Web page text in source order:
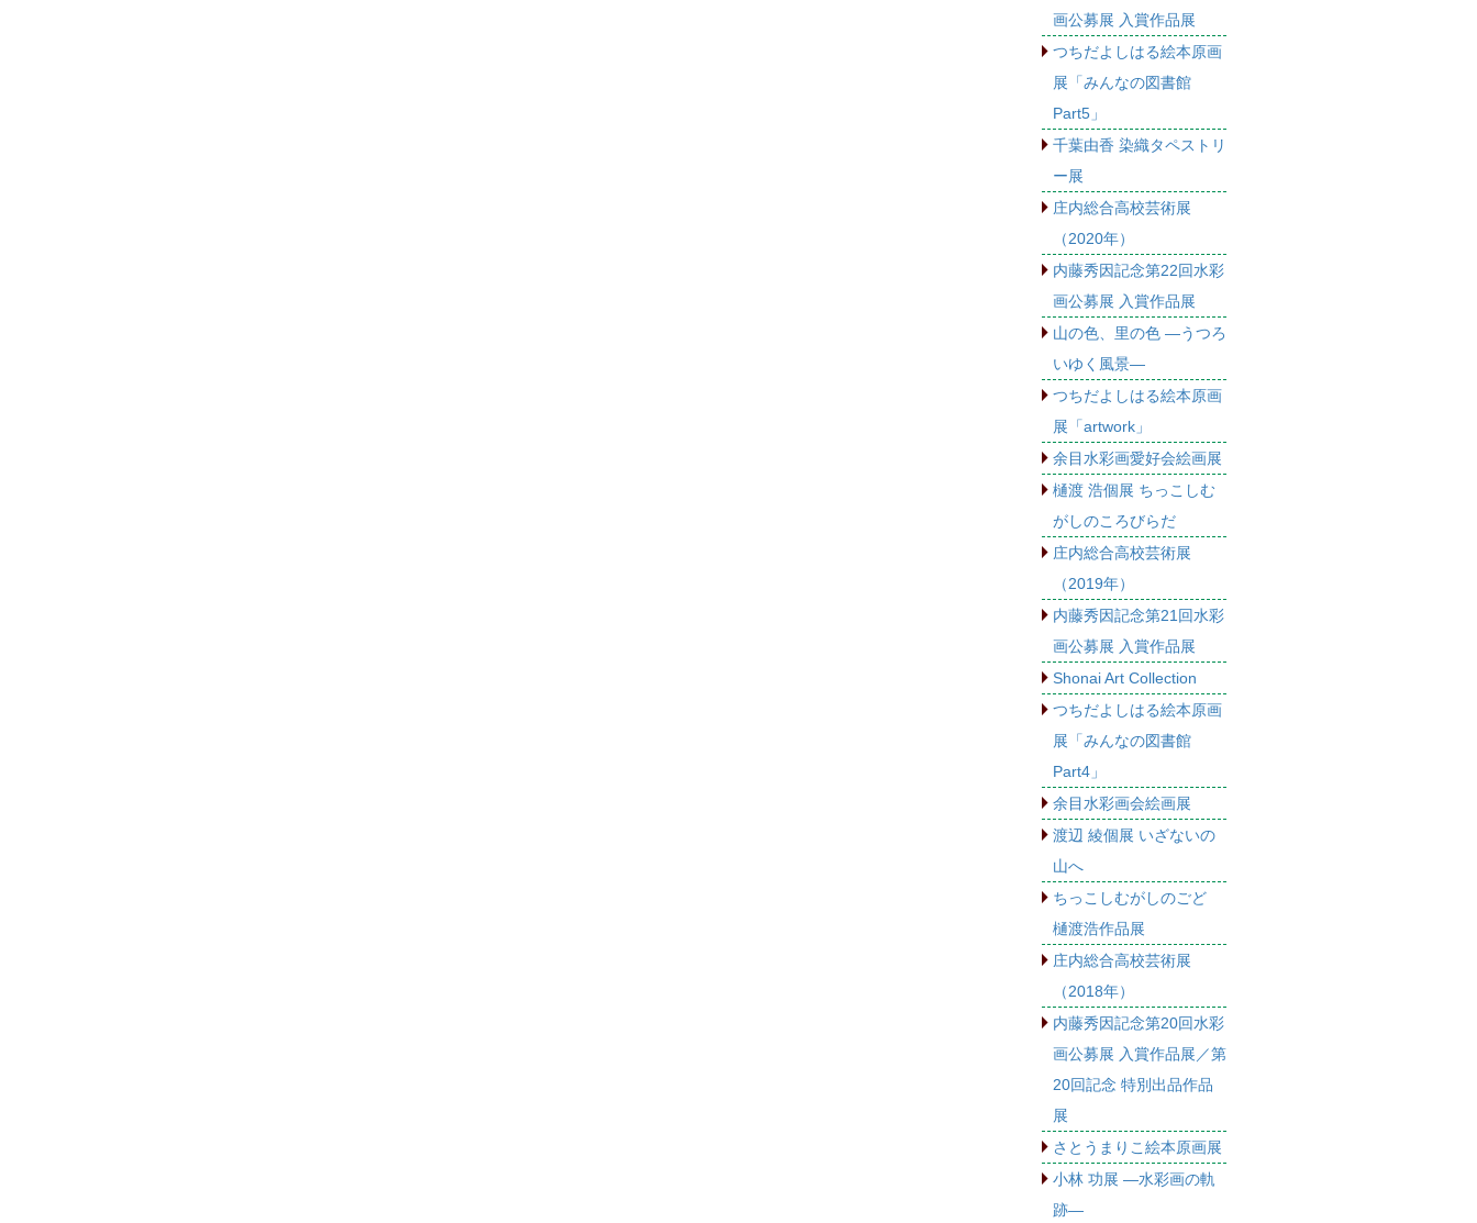
画公募展 入賞作品展
つちだよしはる絵本原画
展「みんなの図書館
Part5」
千葉由香 染織タペストリ
ー展
庄内総合高校芸術展
（2020年）
内藤秀因記念第22回水彩
画公募展 入賞作品展
山の色、里の色 ―うつろ
いゆく風景―
つちだよしはる絵本原画
展「artwork」
余目水彩画愛好会絵画展
樋渡 浩個展 ちっこしむ
がしのころびらだ
庄内総合高校芸術展
（2019年）
内藤秀因記念第21回水彩
画公募展 入賞作品展
Shonai Art Collection
つちだよしはる絵本原画
展「みんなの図書館
Part4」
余目水彩画会絵画展
渡辺 綾個展 いざないの
山へ
ちっこしむがしのごど
樋渡浩作品展
庄内総合高校芸術展
（2018年）
内藤秀因記念第20回水彩
画公募展 入賞作品展／第
20回記念 特別出品作品
展
さとうまりこ絵本原画展
小林 功展 ―水彩画の軌
跡―